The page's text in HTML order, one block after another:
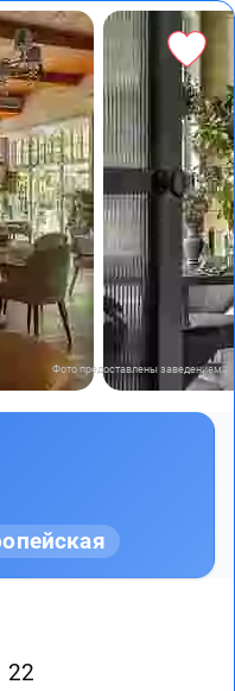
Фото предоставлены заведением
22